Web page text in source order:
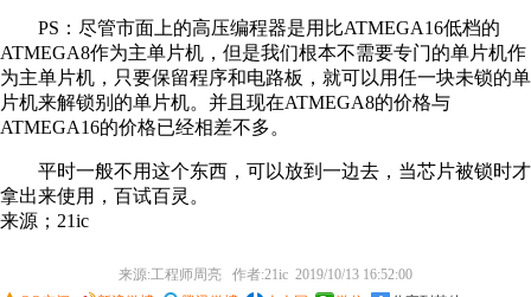
PS：尽管市面上的高压编程器是用比ATMEGA16低档的
ATMEGA8作为主单片机，但是我们根本不需要专门的单片机作
为主单片机，只要保留程序和电路板，就可以用任一块未锁的单
片机来解锁别的单片机。并且现在ATMEGA8的价格与
ATMEGA16的价格已经相差不多。
平时一般不用这个东西，可以放到一边去，当芯片被锁时才
拿出来使用，百试百灵。
来源；21ic
来源:工程师周亮 作者:21ic 2019/10/13 16:52:00